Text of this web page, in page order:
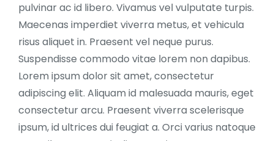
pulvinar ac id libero. Vivamus vel vulputate turpis.
Maecenas imperdiet viverra metus, et vehicula
risus aliquet in. Praesent vel neque purus.
Suspendisse commodo vitae lorem non dapibus.
Lorem ipsum dolor sit amet, consectetur
adipiscing elit. Aliquam id malesuada mauris, eget
consectetur arcu. Praesent viverra scelerisque
ipsum, id ultrices dui feugiat a. Orci varius natoque